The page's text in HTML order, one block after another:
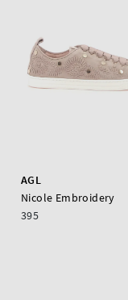
AGL
Nicole Embroidery
395